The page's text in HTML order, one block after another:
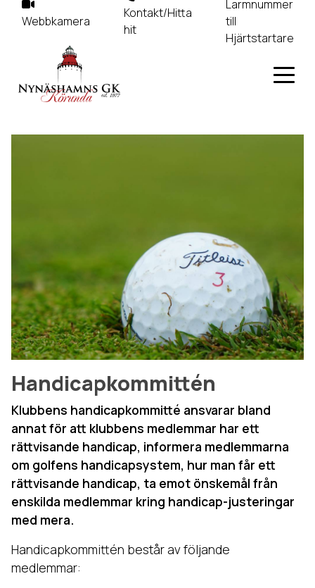
Webbkamera
Kontakt/Hitta
hit
Larmnummer
till
Hjärtstartare
Handicapkommittén
Klubbens handicapkommitté ansvarar bland
annat för att klubbens medlemmar har ett
rättvisande handicap, informera medlemmarna
om golfens handicapsystem, hur man får ett
rättvisande handicap, ta emot önskemål från
enskilda medlemmar kring handicap-justeringar
med mera.
Handicapkommittén består av följande
medlemmar: